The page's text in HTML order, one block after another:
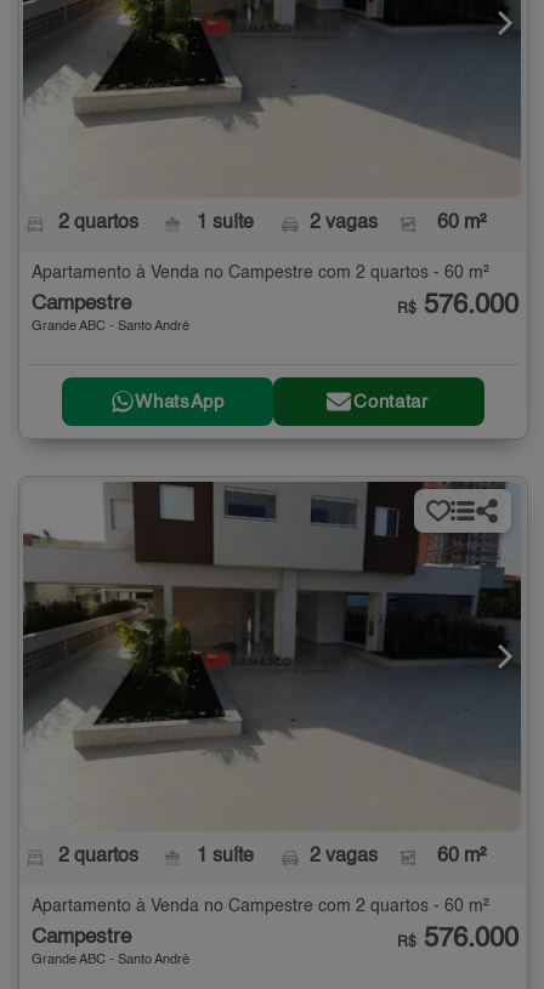
2 quartos 1 suíte 2 vagas 60 m²
Apartamento à Venda no Campestre com 2 quartos - 60 m²
Campestre
Grande ABC - Santo André
R$ 576.000
WhatsApp Contatar
2 quartos 1 suíte 2 vagas 60 m²
Apartamento à Venda no Campestre com 2 quartos - 60 m²
Campestre
Grande ABC - Santo André
R$ 576.000